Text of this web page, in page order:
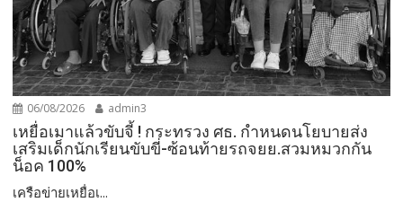
06/08/2026 admin3
เหยื่อเมาแล้วขับจี้ ! กระทรวง ศธ. กำหนดนโยบายส่ง
เสริมเด็กนักเรียนขับขี่-ซ้อนท้ายรถจยย.สวมหมวกกัน
น็อค 100%
เครือข่ายเหยื่อเ...